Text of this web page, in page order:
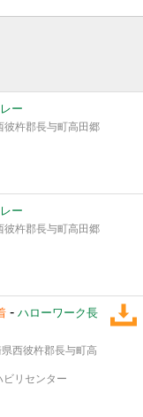
ー
彼杵郡長与町高田郷
ー
彼杵郡長与町高田郷
- ハローワーク長
西彼杵郡長与町高
リセンター